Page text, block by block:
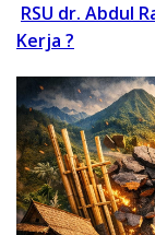
RSU dr. Abdul
Kerja ?